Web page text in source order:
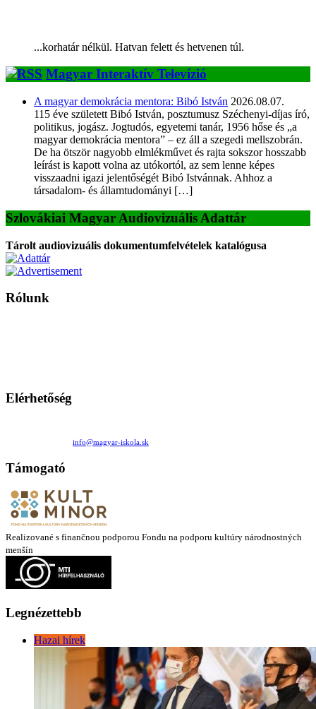
...korhatár nélkül. Hatvan felett és hetvenen túl.
Magyar Interaktív Televízió
A magyar demokrácia mentora: Bibó István 2026.08.07.
115 éve született Bibó István, posztumusz Széchenyi-díjas író,
politikus, jogász. Jogtudós, egyetemi tanár, 1956 hőse és „a
magyar demokrácia mentora” – ez áll a szegedi mellszobrán.
De ha ötször nagyobb elmlékművet és rajta sokszor hosszabb
leírást is kapott volna az utókortól, az sem lenne képes
visszaadni igazi jelentőségét Bibó Istvánnak. Ahhoz a
társadalom- és államtudományi […]
Szlovákiai Magyar Audiovizuális Adattár
Tárolt audiovizuális dokumentumfelvételek katalógusa
Rólunk
Elérhetőség
info@magyar-iskola.sk
Támogató
Realizované s finančnou podporou Fondu na podporu kultúry národnostných
menšín
Legnézettebb
Hazai hírek